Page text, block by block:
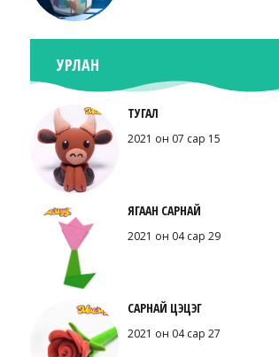
УРЛАН
ТУГАЛ
2021 он 07 сар 15
ЯГААН САРНАЙ
2021 он 04 сар 29
САРНАЙ ЦЭЦЭГ
2021 он 04 сар 27